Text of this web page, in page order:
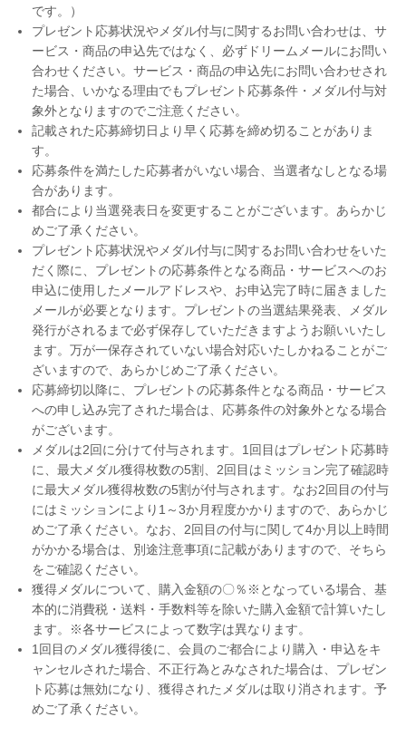
です。）
プレゼント応募状況やメダル付与に関するお問い合わせは、サ
ービス・商品の申込先ではなく、必ずドリームメールにお問い
合わせください。サービス・商品の申込先にお問い合わせされ
た場合、いかなる理由でもプレゼント応募条件・メダル付与対
象外となりますのでご注意ください。
記載された応募締切日より早く応募を締め切ることがありま
す。
応募条件を満たした応募者がいない場合、当選者なしとなる場
合があります。
都合により当選発表日を変更することがございます。あらかじ
めご了承ください。
プレゼント応募状況やメダル付与に関するお問い合わせをいた
だく際に、プレゼントの応募条件となる商品・サービスへのお
申込に使用したメールアドレスや、お申込完了時に届きました
メールが必要となります。プレゼントの当選結果発表、メダル
発行がされるまで必ず保存していただきますようお願いいたし
ます。万が一保存されていない場合対応いたしかねることがご
ざいますので、あらかじめご了承ください。
応募締切以降に、プレゼントの応募条件となる商品・サービス
への申し込み完了された場合は、応募条件の対象外となる場合
がございます。
メダルは2回に分けて付与されます。1回目はプレゼント応募時
に、最大メダル獲得枚数の5割、2回目はミッション完了確認時
に最大メダル獲得枚数の5割が付与されます。なお2回目の付与
にはミッションにより1～3か月程度かかりますので、あらかじ
めご了承ください。なお、2回目の付与に関して4か月以上時間
がかかる場合は、別途注意事項に記載がありますので、そちら
をご確認ください。
獲得メダルについて、購入金額の〇％※となっている場合、基
本的に消費税・送料・手数料等を除いた購入金額で計算いたし
ます。※各サービスによって数字は異なります。
1回目のメダル獲得後に、会員のご都合により購入・申込をキ
ャンセルされた場合、不正行為とみなされた場合は、プレゼン
ト応募は無効になり、獲得されたメダルは取り消されます。予
めご了承ください。